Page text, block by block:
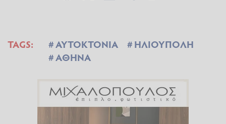
TAGS: ΑΥΤΟΚΤΟΝΙΑ
ΗΛΙΟΥΠΟΛΗ
ΑΘΗΝΑ